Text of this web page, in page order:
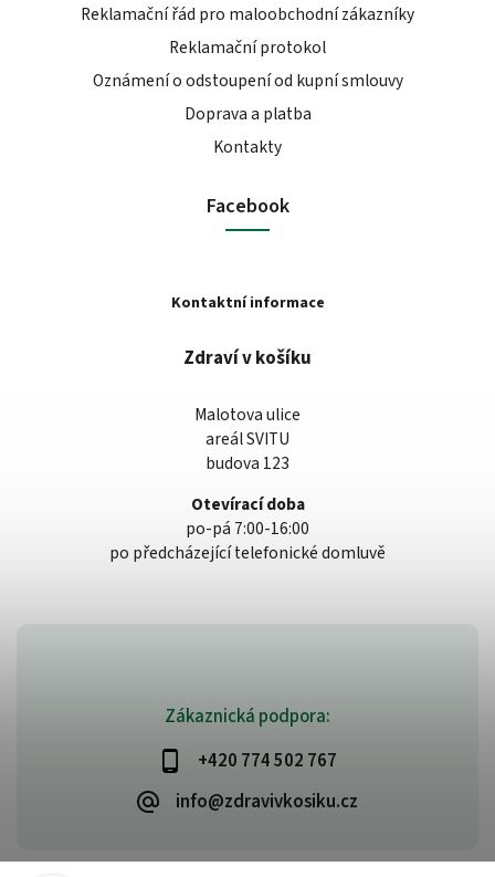
Zákaznická podpora:
+420 774 502 767
info@zdravivkosiku.cz
Reklamační řád pro maloobchodní zákazníky
Reklamační protokol
Oznámení o odstoupení od kupní smlouvy
Doprava a platba
Kontakty
Facebook
Kontaktní informace
Zdraví v košíku
Malotova ulice
areál SVITU
budova 123
Otevírací doba
po-pá 7:00-16:00
po předcházející telefonické domluvě